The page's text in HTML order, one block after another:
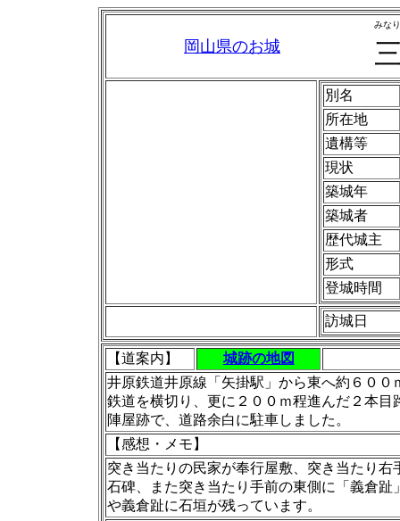
岡山県のお城
みな
別名
所在地
遺構等
現状
築城年
築城者
歴代城主
形式
登城時間
訪城日
【道案内】
城跡の地図
井原鉄道井原線「矢掛駅」から東へ約６０
鉄道を横切り、更に２００ｍ程進んだ２本
陣屋跡で、道路余白に駐車しました。
【感想・メモ】
突き当たりの民家が奉行屋敷、突き当たり
石碑、また突き当たり手前の東側に「義倉
や義倉趾に石垣が残っています。